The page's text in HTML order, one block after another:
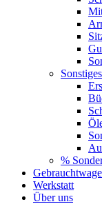
Sonstiges
%
Werkstatt
Über uns